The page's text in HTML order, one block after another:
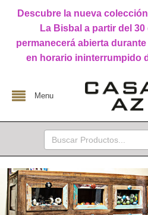
Descubre la nueva
La Bisbal a partir del
permanecerá abierta
en horario ininterrumpido
Menu
Buscar: